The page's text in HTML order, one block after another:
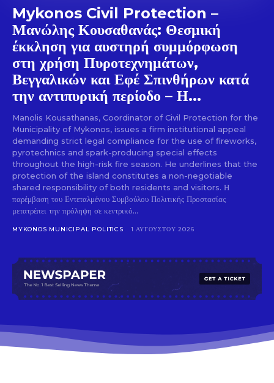
Mykonos Civil Protection –
Μανώλης Κουσαθανάς: Θεσμική
έκκληση για αυστηρή συμμόρφωση
στη χρήση Πυροτεχνημάτων,
Βεγγαλικών και Εφέ Σπινθήρων κατά
την αντιπυρική περίοδο – Η...
Manolis Kousathanas, Coordinator of Civil Protection for the
Municipality of Mykonos, issues a firm institutional appeal
demanding strict legal compliance for the use of fireworks,
pyrotechnics and spark-producing special effects
throughout the high-risk fire season. He underlines that the
protection of the island constitutes a non-negotiable
shared responsibility of both residents and visitors. Η
παρέμβαση του Εντεταλμένου Συμβούλου Πολιτικής Προστασίας
μετατρέπει την πρόληψη σε κεντρικό...
MYKONOS MUNICIPAL POLITICS 1 ΑΥΓΟΎΣΤΟΥ 2026